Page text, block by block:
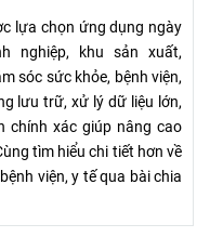
lựa chọn ứng dụng ngày
nghiệp, khu sản xuất,
sóc sức khỏe, bệnh viện,
lưu trữ, xử lý dữ liệu lớn,
chính xác giúp nâng cao
tìm hiểu chi tiết hơn về
viện, y tế qua bài chia